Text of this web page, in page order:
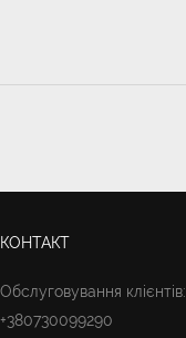
КОНТАКТ
Обслуговування клієнтів:
+380730099290